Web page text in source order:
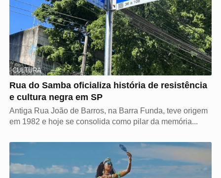
CULTURA
Rua do Samba oficializa história de resistência
e cultura negra em SP
Antiga Rua João de Barros, na Barra Funda, teve origem
em 1982 e hoje se consolida como pilar da memória...